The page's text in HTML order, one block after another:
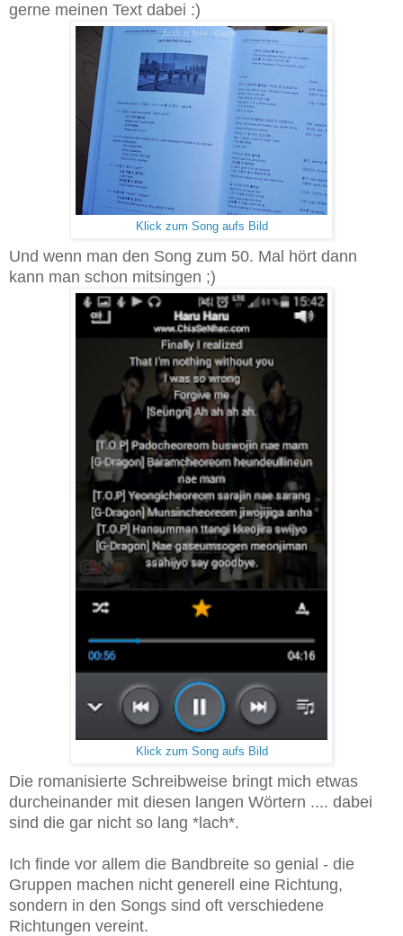
gerne meinen Text dabei :)
Klick zum Song aufs Bild
Und wenn man den Song zum 50. Mal hört dann
kann man schon mitsingen ;)
Klick zum Song aufs Bild
Die romanisierte Schreibweise bringt mich etwas
durcheinander mit diesen langen Wörtern .... dabei
sind die gar nicht so lang *lach*.
Ich finde vor allem die Bandbreite so genial - die
Gruppen machen nicht generell eine Richtung,
sondern in den Songs sind oft verschiedene
Richtungen vereint.